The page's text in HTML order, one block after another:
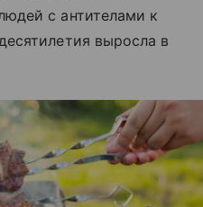
с антителами к
выросла в